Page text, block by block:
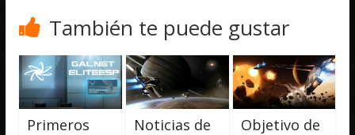
También te puede gustar
Primeros
Noticias de
Objetivo de